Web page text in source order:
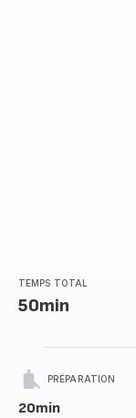
TEMPS TOTAL
50min
PRÉPARATION
20min